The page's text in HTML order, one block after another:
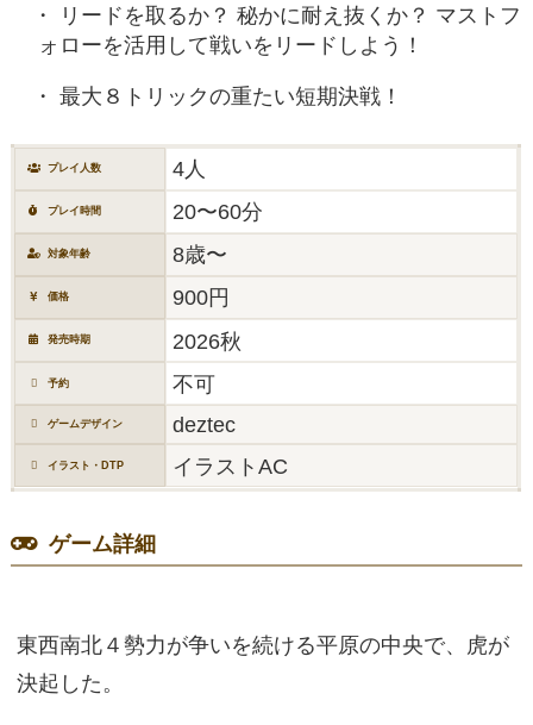
リードを取るか？ 秘かに耐え抜くか？ マストフ
ォローを活用して戦いをリードしよう！
最大８トリックの重たい短期決戦！
プレイ人数 4人
プレイ時間 20〜60分
対象年齢 8歳〜
価格 900円
発売時期 2026秋
予約 不可
ゲームデザイン deztec
イラスト・DTP イラストAC
ゲーム詳細
東西南北４勢力が争いを続ける平原の中央で、虎が
決起した。